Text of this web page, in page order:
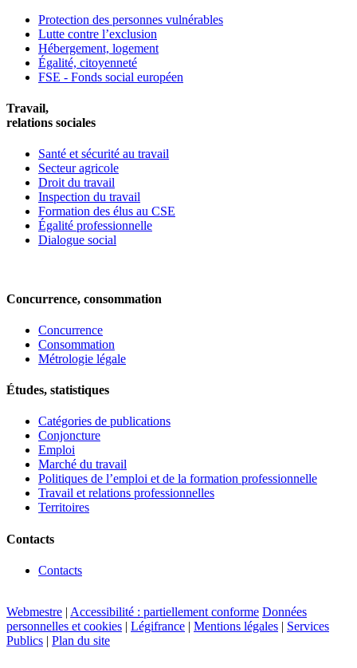
Protection des personnes vulnérables
Lutte contre l’exclusion
Hébergement, logement
Égalité, citoyenneté
FSE - Fonds social européen
Travail,
relations sociales
Santé et sécurité au travail
Secteur agricole
Droit du travail
Inspection du travail
Formation des élus au CSE
Égalité professionnelle
Dialogue social
Concurrence, consommation
Concurrence
Consommation
Métrologie légale
Études, statistiques
Catégories de publications
Conjoncture
Emploi
Marché du travail
Politiques de l’emploi et de la formation professionnelle
Travail et relations professionnelles
Territoires
Contacts
Contacts
Webmestre | Accessibilité : partiellement conforme Données
personnelles et cookies | Légifrance | Mentions légales | Services
Publics | Plan du site